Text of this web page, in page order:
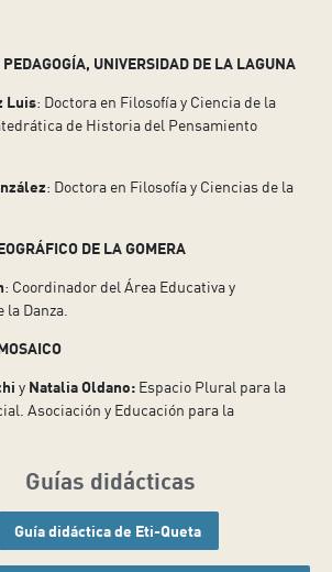
PEDAGOGÍA, UNIVERSIDAD DE LA LAGUNA
Luis: Doctora en Filosofía y Ciencia de la
de Historia del Pensamiento
: Doctora en Filosofía y Ciencias de la
DE LA GOMERA
: Coordinador del Área Educativa y
la Danza.
y Natalia Oldano: Espacio Plural para la
Asociación y Educación para la
Guías didácticas
Guía didáctica de Eti-Queta